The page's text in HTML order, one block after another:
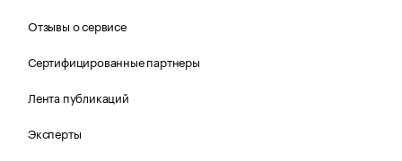
Отзывы о сервисе
Сертифицированные партнеры
Лента публикаций
Эксперты